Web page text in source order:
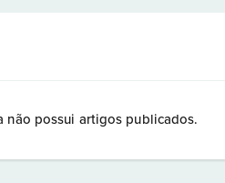
não possui artigos publicados.